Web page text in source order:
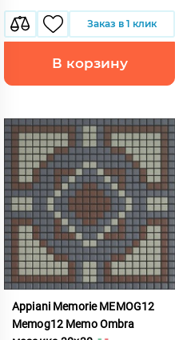
Заказ в 1 клик
В корзину
Appiani Memorie MEMOG12
Memog12 Memo Ombra